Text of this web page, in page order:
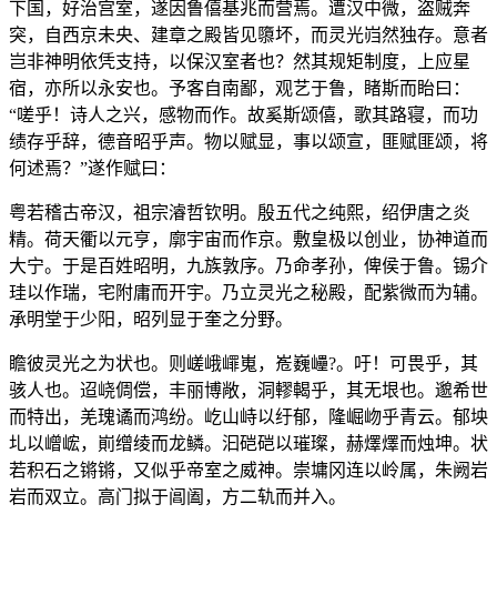
下国，好治宫室，遂因鲁僖基兆而营焉。遭汉中微，盗贼奔
突，自西京未央、建章之殿皆见隳坏，而灵光岿然独存。意者
岂非神明依凭支持，以保汉室者也？然其规矩制度，上应星
宿，亦所以永安也。予客自南鄙，观艺于鲁，睹斯而眙曰：
“嗟乎！诗人之兴，感物而作。故奚斯颂僖，歌其路寝，而功
绩存乎辞，德音昭乎声。物以赋显，事以颂宣，匪赋匪颂，将
何述焉？”遂作赋曰：
粤若稽古帝汉，祖宗濬哲钦明。殷五代之纯熙，绍伊唐之炎
精。荷天衢以元亨，廓宇宙而作京。敷皇极以创业，协神道而
大宁。于是百姓昭明，九族敦序。乃命孝孙，俾侯于鲁。锡介
珪以作瑞，宅附庸而开宇。乃立灵光之秘殿，配紫微而为辅。
承明堂于少阳，昭列显于奎之分野。
瞻彼灵光之为状也。则嵯峨嶵嵬，峞巍㠥?。吁！可畏乎，其
骇人也。迢峣倜偿，丰丽博敞，洞轇輵乎，其无垠也。邈希世
而特出，羌瑰谲而鸿纷。屹山峙以纡郁，隆崛岉乎青云。郁坱
圠以嶒峵，崱缯绫而龙鳞。汩硙硙以璀璨，赫燡燡而烛坤。状
若积石之锵锵，又似乎帝室之威神。崇墉冈连以岭属，朱阙岩
岩而双立。高门拟于阊阖，方二轨而并入。